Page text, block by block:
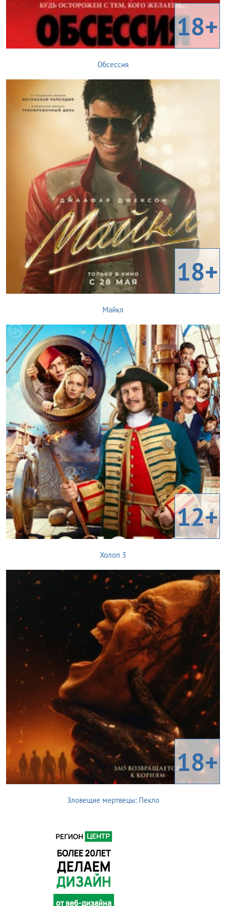
18+
Обсессия
18+
Майкл
12+
Холоп 3
18+
Зловещие мертвецы: Пекло